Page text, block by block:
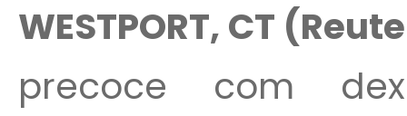
WESTPORT, CT
precoce com